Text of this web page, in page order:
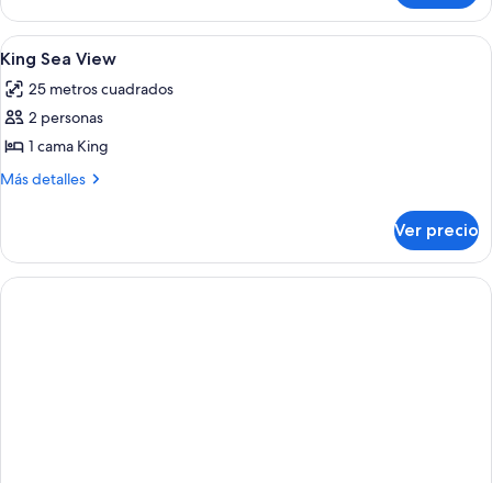
Double
Room
Abrir
todas
las
fotos
de
King
Un dormitorio con cama, escritorio,
1
King Sea View
25 metros cuadrados
2 personas
1 cama King
Más detalles
Más
Sea
View
Ver precio